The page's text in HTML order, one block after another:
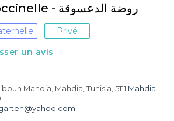
Coccinelle - روضة الدعسوقة
Privé
un avis
Mahdia, Mahdia, Tunisia, 5111 Mahdia